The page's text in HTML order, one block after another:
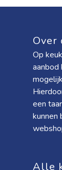
Over
Op
aanbod
een
kunnen
Alle